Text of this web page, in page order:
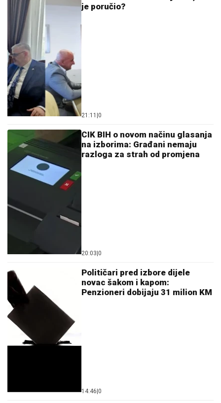
je poručio?
21:11 |0
CIK BIH o novom načinu glasanja
na izborima: Građani nemaju
razloga za strah od promjena
20:03|0
Političari pred izbore dijele
novac šakom i kapom:
Penzioneri dobijaju 31 milion KM
14:46|0